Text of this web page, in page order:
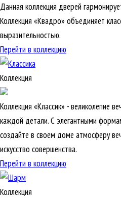
Данная коллекция дверей
Коллекция «Квадро» объединяет
выразительностью.
Перейти в коллекцию
Коллекция
Коллекция «Классик» - великолепие
каждой детали. С элегантными
создайте в своем доме атмосферу
искусство совершенства.
Перейти в коллекцию
Коллекция